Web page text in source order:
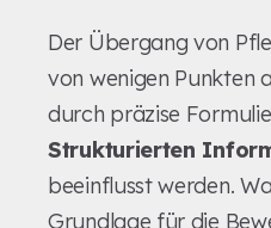
Der Übergang von
von wenigen Punkten
durch präzise
Strukturierten
beeinflusst werden.
Grundlage für die